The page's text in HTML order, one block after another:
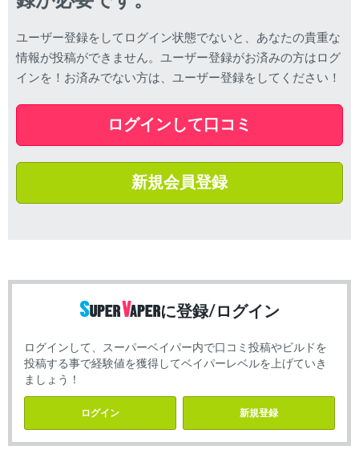
ユーザー登録をしてログイン状態でないと、あなたの貴重な
情報が投稿ができません。ユーザー登録がお済みの方はログ
インを！お済みでない方は、ユーザー登録をしてください！
ログインして口コミ
新規会員登録
に登録/ログイン
ログインして、スーパーベイパー内で口コミ投稿やビルドを
投稿する事で経験値を獲得してベイパーレベルを上げていき
ましょう！
ログイン 新規登録